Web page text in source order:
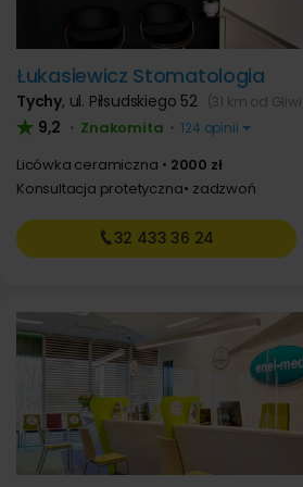
Łukasiewicz Stomatologia
Tychy, ul. Piłsudskiego 52 (31 km od
9,2 • Znakomita • 124 opinii
Licówka ceramiczna
2000 zł
Konsultacja protetyczna zadzwoń
32 433 36 24